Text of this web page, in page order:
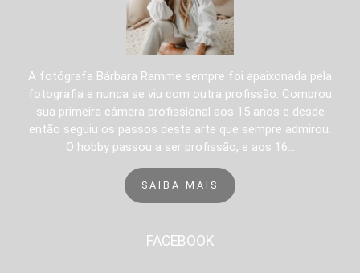
A fotógrafa Bárbara Ramme sempre foi apaixonada pela
fotografia e nunca se viu com outra profissão. Comprou
sua primeira câmera profissional aos 15 anos e desde
então seguiu os passos desta arte que sempre admirou.
O hobby passou a ser profissão, e aos 16...
SAIBA MAIS
FACEBOOK